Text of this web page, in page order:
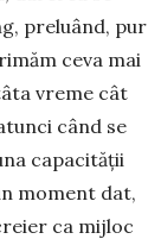
preluând, pur
ceva mai
vreme cât
când se
ca­pacității
moment dat,
ca mijloc